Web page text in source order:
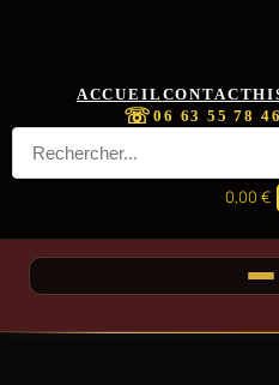
ACCUEIL CONTACT
☏06 63 55 78 46
0,00 €